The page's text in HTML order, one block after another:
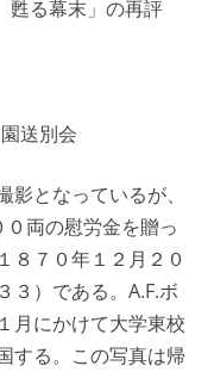
甦る幕末」の再評
送別会
となっているが、
両の慰労金を贈っ
８７０年１２月２０
３）である。A.F.ボ
月にかけて大学東校
する。この写真は帰